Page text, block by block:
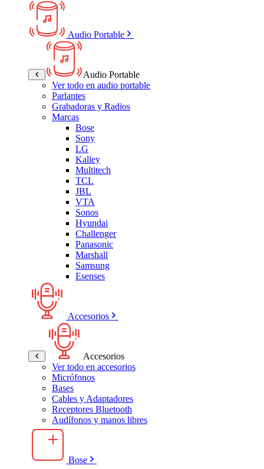
Audio Portable
Audio Portable
Ver todo en audio portable
Parlantes
Grabadoras y Radios
Marcas
Bose
Sony
LG
Kalley
Multitech
TCL
JBL
VTA
Sonos
Hyundai
Challenger
Panasonic
Marshall
Samsung
Esenses
Accesorios
Accesorios
Ver todo en accesorios
Micrófonos
Bases
Cables y Adaptadores
Receptores Bluetooth
Audífonos y manos libres
Bose